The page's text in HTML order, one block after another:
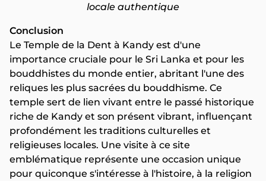
locale authentique
Conclusion
Le Temple de la Dent à Kandy est d'une
importance cruciale pour le Sri Lanka et pour les
bouddhistes du monde entier, abritant l'une des
reliques les plus sacrées du bouddhisme. Ce
temple sert de lien vivant entre le passé historique
riche de Kandy et son présent vibrant, influençant
profondément les traditions culturelles et
religieuses locales. Une visite à ce site
emblématique représente une occasion unique
pour quiconque s'intéresse à l'histoire, à la religion